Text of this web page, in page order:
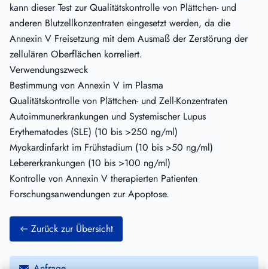
kann dieser Test zur Qualitätskontrolle von Plättchen- und
anderen Blutzellkonzentraten eingesetzt werden, da die
Annexin V Freisetzung mit dem Ausmaß der Zerstörung der
zellulären Oberflächen korreliert.
Verwendungszweck
Bestimmung von Annexin V im Plasma
Qualitätskontrolle von Plättchen- und Zell-Konzentraten
Autoimmunerkrankungen und Systemischer Lupus
Erythematodes (SLE) (10 bis >250 ng/ml)
Myokardinfarkt im Frühstadium (10 bis >50 ng/ml)
Lebererkrankungen (10 bis >100 ng/ml)
Kontrolle von Annexin V therapierten Patienten
Forschungsanwendungen zur Apoptose.
Zurück zur Übersicht